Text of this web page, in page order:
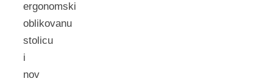
ergonomski
oblikovanu
stolicu
i
nov